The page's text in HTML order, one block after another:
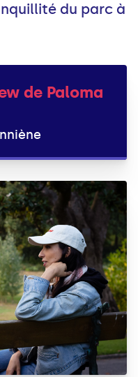
du parc à
de Paloma